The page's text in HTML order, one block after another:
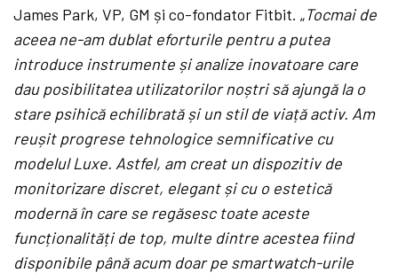
James Park, VP, GM și co-fondator Fitbit. „Tocmai de
aceea ne-am dublat eforturile pentru a putea
introduce instrumente și analize inovatoare care
dau posibilitatea utilizatorilor noștri săajungă la o
stare psihică echilibrată și un stil de viață activ. Am
reușit progrese tehnologice semnificative cu
modelul Luxe. Astfel, am creat un dispozitiv de
monitorizare discret, elegant și cu o estetică
modernă în care se regăsesc toate aceste
funcționalități de top, multe dintre acestea fiind
disponibile până acum doar pe smartwatch-urile